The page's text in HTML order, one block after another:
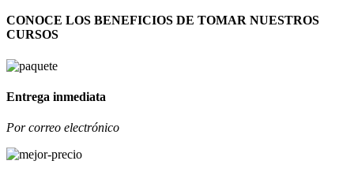
CONOCE LOS BENEFICIOS DE TOMAR NUESTROS
CURSOS
Entrega inmediata
Por correo electrónico